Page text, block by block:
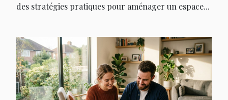
des stratégies pratiques pour aménager un espace...